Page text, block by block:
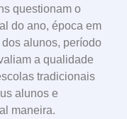
questionam o
do ano, época em
alunos, período
a qualidade
tradicionais
alunos e
maneira.